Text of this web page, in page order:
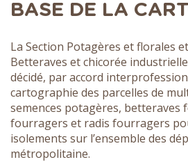
BASE DE LA
La Section Potagères et florales
Betteraves et chicorée
décidé, par accord
cartographie des parcelles de
semences potagères, betteraves
fourragers et radis fourragers
isolements sur l’ensemble des
métropolitaine.